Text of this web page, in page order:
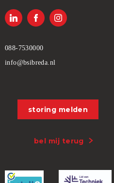
088-7530000
info@bsibreda.nl
storing melden
bel mij terug